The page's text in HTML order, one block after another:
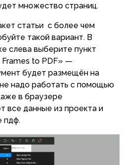
множество страниц.
статьи с более чем
такой вариант. В
слева выберите пункт
Frames to PDF» —
будет размещён на
надо работать с помощью
в браузере
все данные из проекта и
пдф.